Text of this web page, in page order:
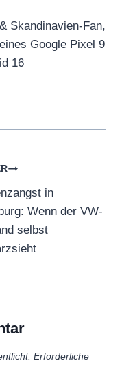
Skandinavien-Fan,
Google Pixel 9
16
in
Wenn der VW-
selbst
Erforderliche